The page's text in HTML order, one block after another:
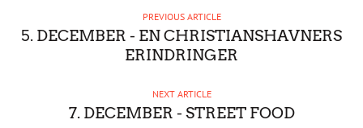
O
PREVIOUS ARTICLE
5. DECEMBER - EN CHRISTIANSHAVNERS
ERINDRINGER
NEXT ARTICLE
7. DECEMBER - STREET FOOD